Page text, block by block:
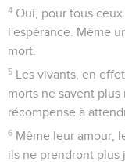
4 Oui, pour tous
l'espérance. Même
mort.
5 Les vivants, en
morts ne savent plus
récompense à
6 Même leur amour,
ils ne prendront plus